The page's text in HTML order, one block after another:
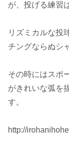
が、投げる練習
リズミカルな投
チングならぬシ
その時にはスポ
がきれいな弧を
す。
http://